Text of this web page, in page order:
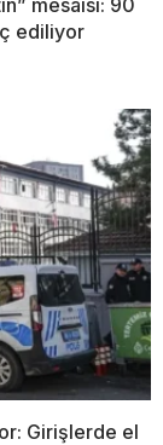
mesaisi: 90
ediliyor
Girişlerde el